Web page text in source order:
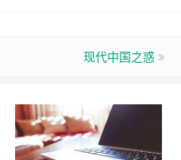
现代中国之惑